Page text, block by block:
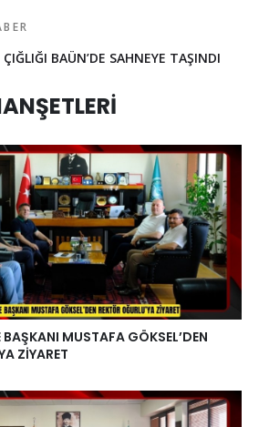
BAÜN’DE SAHNEYE TAŞINDI
BAŞKANI MUSTAFA GÖKSEL’DEN
ZİYARET